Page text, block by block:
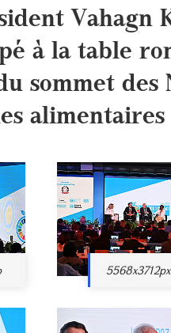
Vahagn
à la table
sommet des
alimentaires